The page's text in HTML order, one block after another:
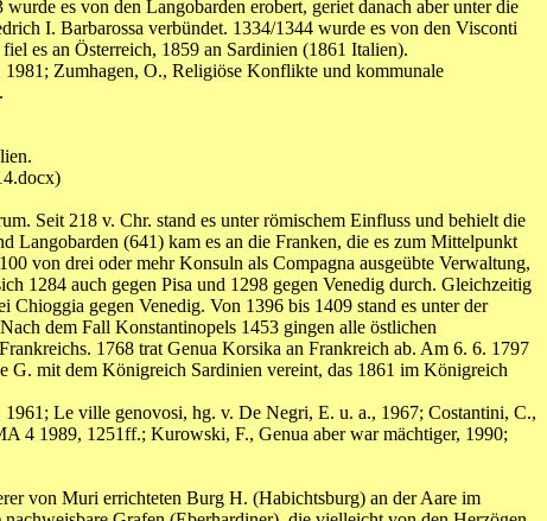
es von den Langobarden erobert, geriet danach aber unter die
I. Barbarossa verbündet. 1334/1344 wurde es von den Visconti
es an Österreich, 1859 an Sardinien (1861 Italien).
Zumhagen, O., Religiöse Konflikte und kommunale
Seit 218 v. Chr. stand es unter römischem Einfluss und behielt die
Langobarden (641) kam es an die Franken, die es zum Mittelpunkt
von drei oder mehr Konsuln als Compagna ausgeübte Verwaltung,
1284 auch gegen Pisa und 1298 gegen Venedig durch. Gleichzeitig
gegen Venedig. Von 1396 bis 1409 stand es unter der
dem Fall Konstantinopels 1453 gingen alle östlichen
1768 trat Genua Korsika an Frankreich ab. Am 6. 6. 1797
G. mit dem Königreich Sardinien vereint, das 1861 im Königreich
Le ville genovosi, hg. v. De Negri, E. u. a., 1967; Costantini, C.,
4 1989, 1251ff.; Kurowski, F., Genua aber war mächtiger, 1990;
von Muri errichteten Burg H. (Habichtsburg) an der Aare im